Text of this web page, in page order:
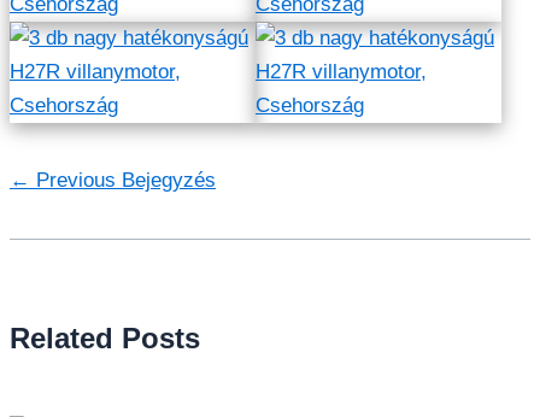
← Previous Bejegyzés
Related Posts